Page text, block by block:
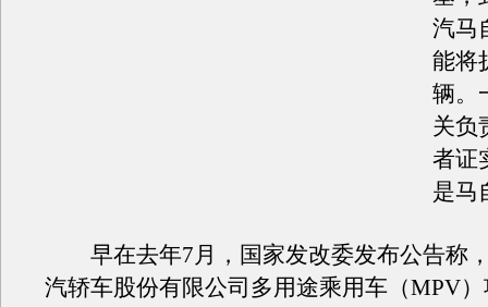
汽马
能将
辆。
关负
者证
是马
早在去年7月，国家发改委发布公告称
汽轿车股份有限公司多用途乘用车（MPV